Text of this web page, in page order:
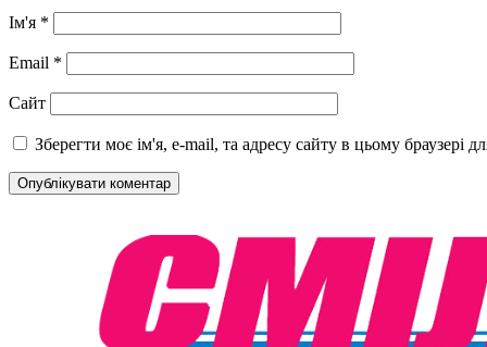
Ім'я *
Email *
Сайт
Зберегти моє ім'я, e-mail, та адресу сайту в цьому браузері